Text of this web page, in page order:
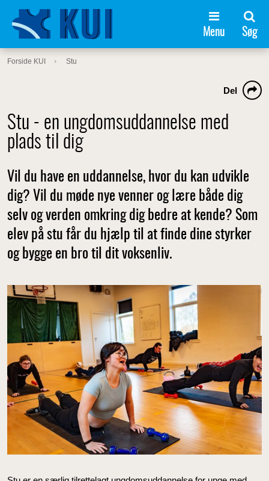
Menu Søg
Forside KUI Stu
Stu - en ungdomsuddannelse med
plads til dig
Del
Vil du have en uddannelse, hvor du kan udvikle
dig? Vil du møde nye venner og lære både dig
selv og verden omkring dig bedre at kende? Som
elev på stu får du hjælp til at finde dine styrker
og bygge en bro til dit voksenliv.